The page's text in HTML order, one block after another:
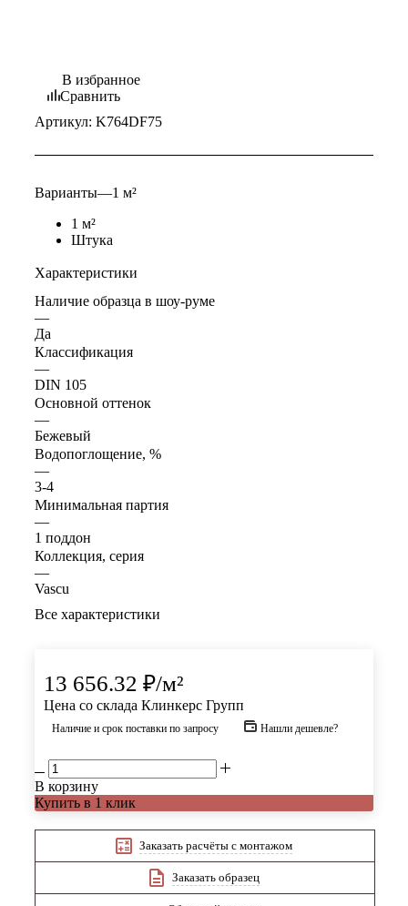
В избранное
Сравнить
Артикул: K764DF75
Варианты—1 м²
1 м²
Штука
Характеристики
Наличие образца в шоу-руме
—
Да
Классификация
—
DIN 105
Основной оттенок
—
Бежевый
Водопоглощение, %
—
3-4
Минимальная партия
—
1 поддон
Коллекция, серия
—
Vascu
Все характеристики
13 656.32 ₽/м²
Цена со склада Клинкерс Групп
Наличие и срок поставки по запросу Нашли дешевле?
В корзину
Купить в 1 клик
Заказать расчёты с монтажом
Заказать образец